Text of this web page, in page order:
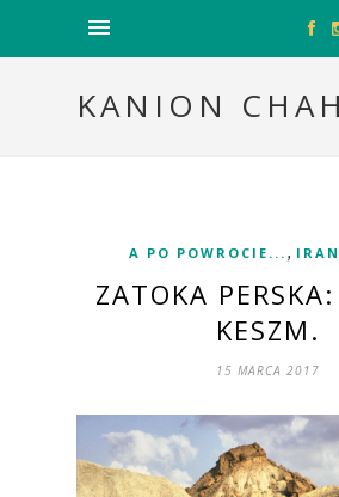
KANION
A PO POWROCIE... , IRAN
ZATOKA
KESZM.
15 MARCA 2017